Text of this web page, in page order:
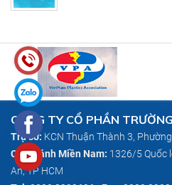
CÔNG TY CỔ PHẦN
Trụ sở: KCN Thuận Thành 3,
Chi nhánh Miền Nam: 1326/5 Quốc
An, TP HCM